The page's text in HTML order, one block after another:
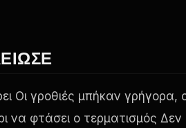
Οι γροθιές μπήκαν γρήγορα,
να φτάσει ο τερματισμός Δεν